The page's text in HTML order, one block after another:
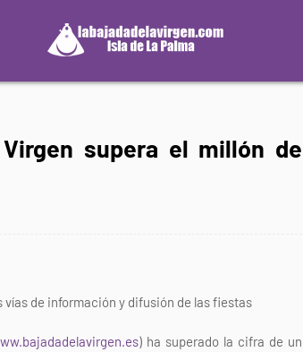
supera el millón de
de información y difusión de las fiestas
) ha superado la cifra de un